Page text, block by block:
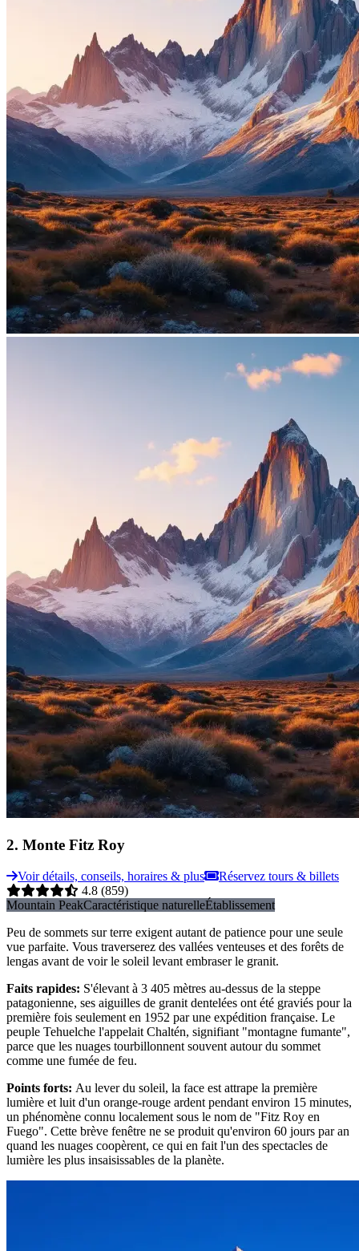
2. Monte Fitz Roy
Voir détails, conseils, horaires & plus
Réservez tours & billets
4.8 (859)
Mountain PeakCaractéristique naturelleÉtablissement
Peu de sommets sur terre exigent autant de patience pour une seule
vue parfaite. Vous traverserez des vallées venteuses et des forêts de
lengas avant de voir le soleil levant embraser le granit.
Faits rapides: S'élevant à 3 405 mètres au-dessus de la steppe
patagonienne, ses aiguilles de granit dentelées ont été graviés pour la
première fois seulement en 1952 par une expédition française. Le
peuple Tehuelche l'appelait Chaltén, signifiant "montagne fumante",
parce que les nuages tourbillonnent souvent autour du sommet
comme une fumée de feu.
Points forts: Au lever du soleil, la face est attrape la première
lumière et luit d'un orange-rouge ardent pendant environ 15 minutes,
un phénomène connu localement sous le nom de "Fitz Roy en
Fuego". Cette brève fenêtre ne se produit qu'environ 60 jours par an
quand les nuages coopèrent, ce qui en fait l'un des spectacles de
lumière les plus insaisissables de la planète.